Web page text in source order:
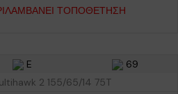
ΤΟΠΟΘΈΤΗΣΗ
E 69